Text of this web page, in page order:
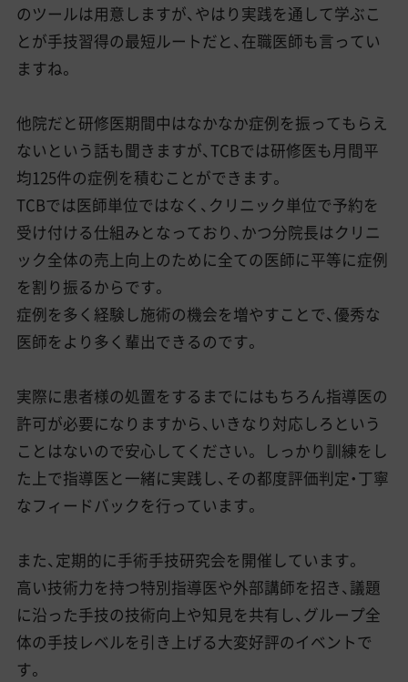
のツールは用意しますが、やはり実践を通して学ぶこ
とが手技習得の最短ルートだと、在職医師も言ってい
ますね。
他院だと研修医期間中はなかなか症例を振ってもらえ
ないという話も聞きますが、TCBでは研修医も月間平
均125件の症例を積むことができます。
TCBでは医師単位ではなく、クリニック単位で予約を
受け付ける仕組みとなっており、かつ分院長はクリニ
ック全体の売上向上のために全ての医師に平等に症例
を割り振るからです。
症例を多く経験し施術の機会を増やすことで、優秀な
医師をより多く輩出できるのです。
実際に患者様の処置をするまでにはもちろん指導医の
許可が必要になりますから、いきなり対応しろという
ことはないので安心してください。 しっかり訓練をし
た上で指導医と一緒に実践し、その都度評価判定・丁寧
なフィードバックを行っています。
また、定期的に手術手技研究会を開催しています。
高い技術力を持つ特別指導医や外部講師を招き、議題
に沿った手技の技術向上や知見を共有し、グループ全
体の手技レベルを引き上げる大変好評のイベントで
す。